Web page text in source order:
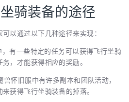
骑装备的途径
以通过以下几种途径来实现：
有一些特定的任务可以获得飞行坐骑
，才能获得相应的奖励。
怀旧服中有许多副本和团队活动，
获得飞行坐骑装备的掉落。